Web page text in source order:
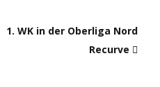
1. WK in der Oberliga Nord
Recurve